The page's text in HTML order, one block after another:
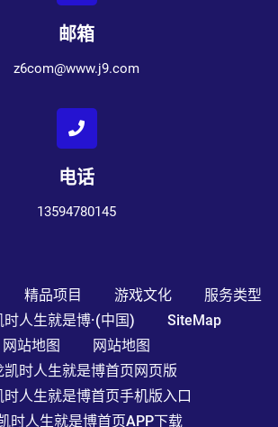
邮箱
z6com@www.j9.com
电话
13594780145
精品项目 游戏文化
服务类型
人生就是博·(中国)
SiteMap
网站地图
网站地图
凯时人生就是博首页网页版
时人生就是博首页手机版入口
时人生就是博首页APP下载